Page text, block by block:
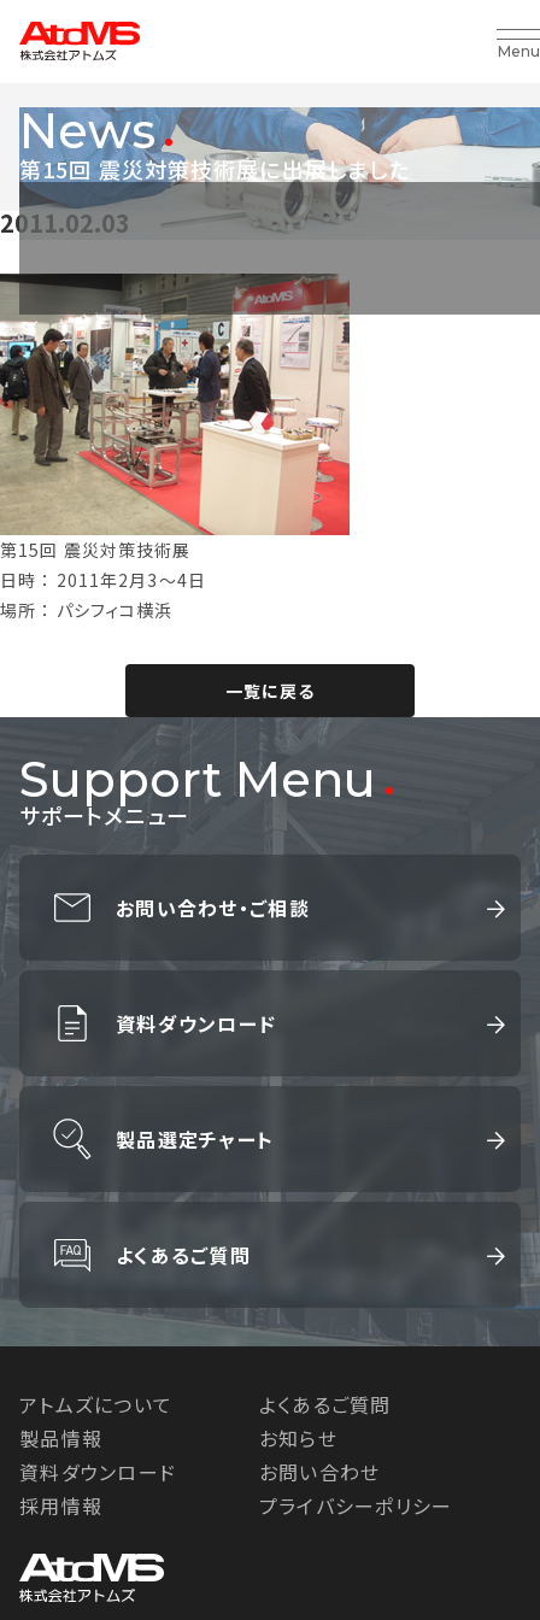
Menu
News
第15回 震災対策技術展に出展しました
2011.02.03
第15回 震災対策技術展
日時 ： 2011年2月3～4日
場所 ： パシフィコ横浜
一覧に戻る
Support Menu
サポートメニュー
お問い合わせ・ご相談
資料ダウンロード
製品選定チャート
よくあるご質問
アトムズについて
製品情報
資料ダウンロード
採用情報
よくあるご質問
お知らせ
お問い合わせ
プライバシーポリシー